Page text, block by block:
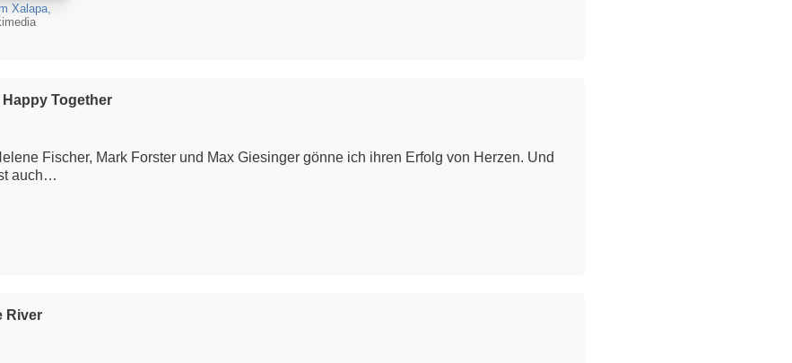
Xalapa,
Happy Together
Fischer, Mark Forster und Max Giesinger gönne ich ihren Erfolg von Herzen. Und
auch…
River